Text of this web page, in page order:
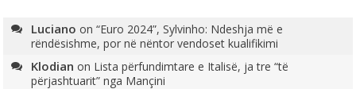
Luciano on“Euro 2024”, Sylvinho: Ndeshja më e
rëndësishme, por në nëntor vendoset kualifikimi
Klodian on Lista përfundimtare e Italisë, ja tre “të
përjashtuarit” nga Mançini